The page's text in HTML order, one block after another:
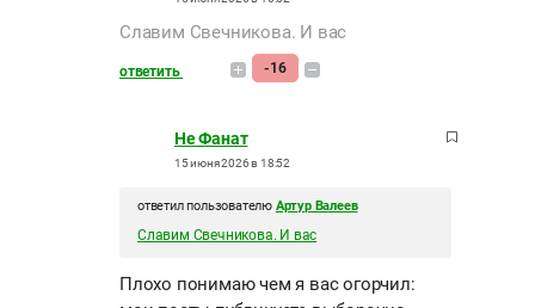
Славим Свечникова. И вас
ответить -16
Не Фанат
15 июня 2026 в 18:52
ответил пользователю Артур Валеев
Славим Свечникова. И вас
Плохо понимаю чем я вас огорчил: